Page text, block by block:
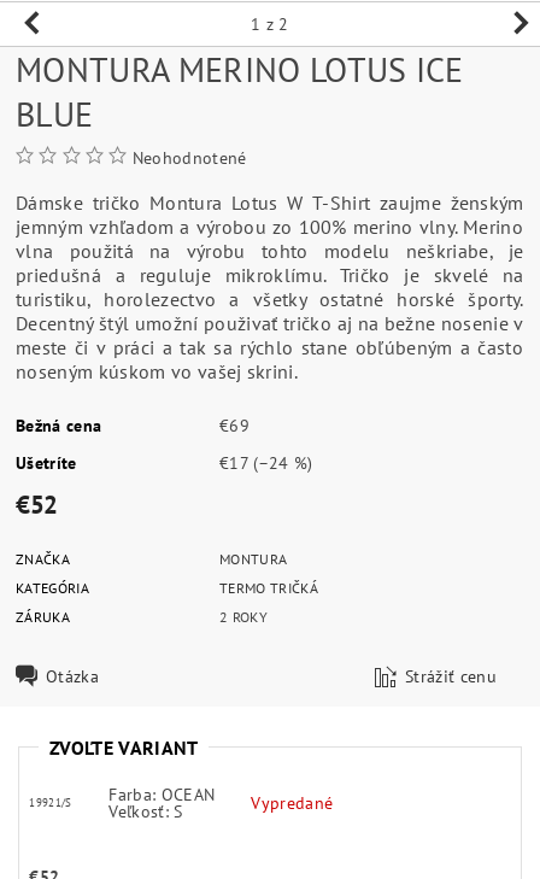
1 z 2
MONTURA MERINO LOTUS ICE
BLUE
Neohodnotené
Dámske tričko Montura Lotus W T-Shirt zaujme ženským
jemným vzhľadom a výrobou zo 100% merino vlny. Merino
vlna použitá na výrobu tohto modelu neškriabe, je
priedušná a reguluje mikroklímu. Tričko je skvelé na
turistiku, horolezectvo a všetky ostatné horské športy.
Decentný štýl umožní použivať tričko aj na bežne nosenie v
meste či v práci a tak sa rýchlo stane obľúbeným a často
noseným kúskom vo vašej skrini.
Bežná cena
€69
Ušetríte
€17(–24 %)
€52
ZNAČKA
MONTURA
KATEGÓRIA
TERMO TRIČKÁ
ZÁRUKA
2 ROKY
Otázka Strážiť cenu
ZVOĽTE VARIANT
19921/S Farba: OCEAN
Veľkosť: S Vypredané